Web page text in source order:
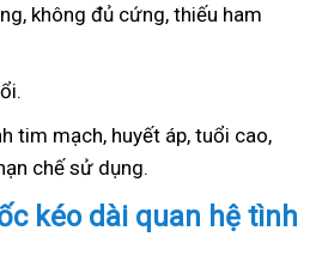
không đủ cứng, thiếu ham
tim mạch, huyết áp, tuổi cao,
chế sử dụng.
kéo dài quan hệ tình